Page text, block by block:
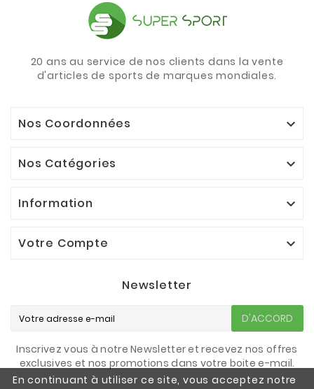
En continuant à utiliser ce site, vous acceptez notre
20 ans au service de nos clients dans la vente
d'articles de sports de marques mondiales.
Nos Coordonnées 
Nos Catégories 
Information 
Votre Compte 
Newsletter
D'ACCORD
Inscrivez vous à notre Newsletter et recevez nos offres
exclusives et nos promotions dans votre boite e-mail.